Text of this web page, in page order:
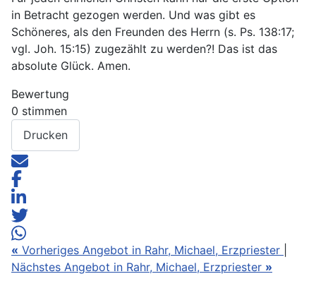
in Betracht gezogen werden. Und was gibt es
Schöneres, als den Freunden des Herrn (s. Ps. 138:17;
vgl. Joh. 15:15) zugezählt zu werden?! Das ist das
absolute Glück. Amen.
Bewertung
0 stimmen
Drucken
« Vorheriges Angebot in Rahr, Michael, Erzpriester
Nächstes Angebot in Rahr, Michael, Erzpriester »